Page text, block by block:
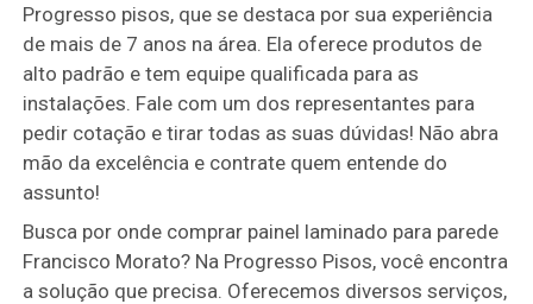
Progresso pisos, que se destaca por sua experiência
de mais de 7 anos na área. Ela oferece produtos de
alto padrão e tem equipe qualificada para as
instalações. Fale com um dos representantes para
pedir cotação e tirar todas as suas dúvidas! Não abra
mão da excelência e contrate quem entende do
assunto!
Busca por onde comprar painel laminado para parede
Francisco Morato? Na Progresso Pisos, você encontra
a solução que precisa. Oferecemos diversos serviços,